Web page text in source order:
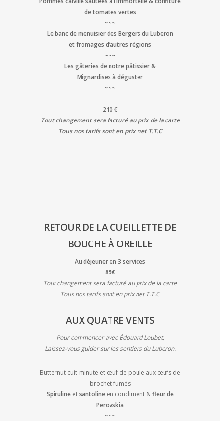
de tomates vertes
~~~
Le banc de menuisier des Bergers du Luberon
et fromages d’autres régions
~~~
Les gâteries de notre pâtissier &
Mignardises à déguster
~~~
210 €
Tout changement sera facturé au prix de la carte
Tous nos tarifs sont en prix net T.T.C
RETOUR DE LA CUEILLETTE DE
BOUCHE À OREILLE
Au déjeuner en 3 services
85€
Tout changement sera facturé au prix de la carte
Tous nos tarifs sont en prix net T.T.C
AUX QUATRE VENTS
Pour commencer avec Édouard Loubet,
Laissez-vous guider sur les sentiers du Luberon.
Butternut cuit-minute et œuf de poule aux œufs de
brochet fumés
Spirulineetsantolineen condiment &fleur de
Perovskia
~~~